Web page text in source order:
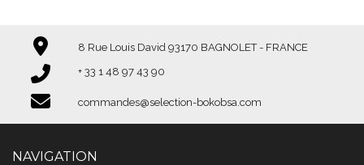
8 Rue Louis David 93170 BAGNOLET - FRANCE
+ 33 1 48 97 43 90​​​​​​​
commandes@selection-bokobsa.com
NAVIGATION